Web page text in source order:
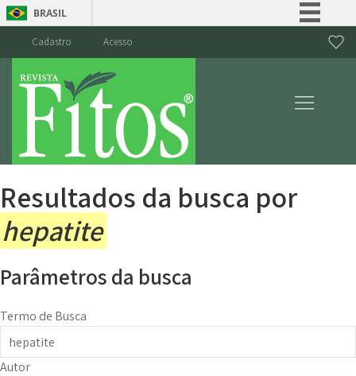
BRASIL
Canais
Cadastro Acesso
Resultados da busca por
hepatite
Parâmetros da busca
Termo de Busca
Autor